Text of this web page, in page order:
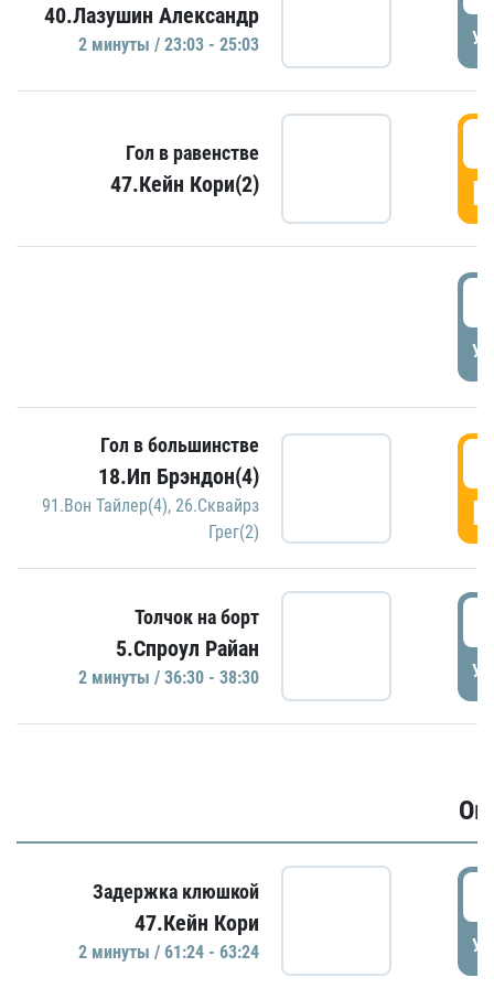
40.Лазушин Александр
2 минуты / 23:03 - 25:03
Гол в равенстве
47.Кейн Кори(2)
Гол в большинстве
18.Ип Брэндон(4)
91.Вон Тайлер(4), 26.Сквайрз
Грег(2)
Толчок на борт
5.Спроул Райан
2 минуты / 36:30 - 38:30
Задержка клюшкой
47.Кейн Кори
2 минуты / 61:24 - 63:24